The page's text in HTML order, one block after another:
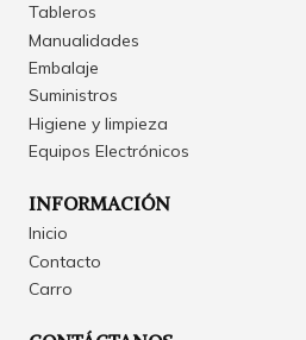
Tableros
Manualidades
Embalaje
Suministros
Higiene y limpieza
Equipos Electrónicos
INFORMACIÓN
Inicio
Contacto
Carro